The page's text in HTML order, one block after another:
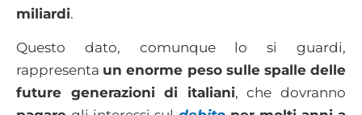
miliardi.
Questo dato, comunque lo si guardi,
rappresenta un enorme peso sulle spalle delle
future generazioni di italiani, che dovranno